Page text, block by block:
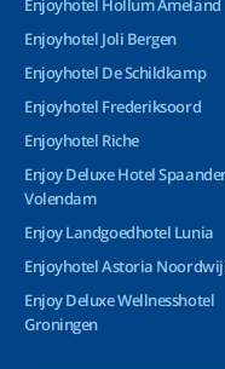
Enjoyhotel Hollum Ameland
Enjoyhotel Joli Bergen
Enjoyhotel De Schildkamp
Enjoyhotel Frederiksoord
Enjoyhotel Riche
Enjoy Deluxe Hotel
Volendam
Enjoy Landgoedhotel Lunia
Enjoyhotel Astoria
Enjoy Deluxe Wellnesshotel
Groningen